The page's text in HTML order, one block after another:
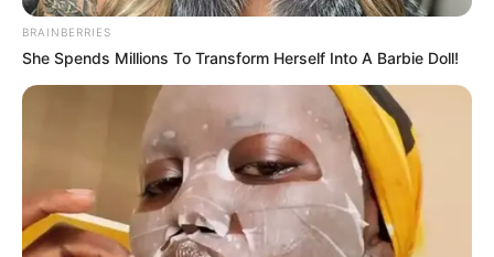
BRAINBERRIES
She Spends Millions To Transform Herself Into A Barbie Doll!